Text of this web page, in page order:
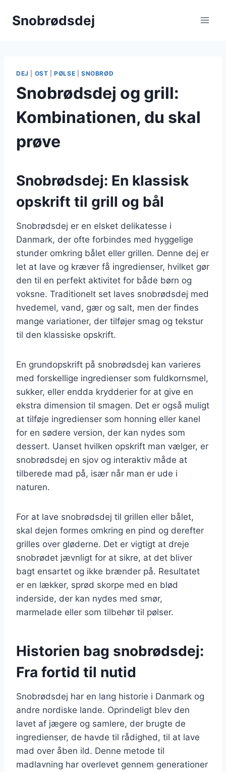
Snobrødsdej
DEJ OST |PØLSE SNOBRØD
Snobrødsdej og grill:
Kombinationen, du skal
prøve
Snobrødsdej: En klassisk
opskrift til grill og bål
Snobrødsdej er en elsket delikatesse i
Danmark, der ofte forbindes med hyggelige
stunder omkring bålet eller grillen. Denne dej er
let at lave og kræver få ingredienser, hvilket gør
den til en perfekt aktivitet for både børn og
voksne. Traditionelt set laves snobrødsdej med
hvedemel, vand, gær og salt, men der findes
mange variationer, der tilføjer smag og tekstur
til den klassiske opskrift.
En grundopskrift på snobrødsdej kan varieres
med forskellige ingredienser som fuldkornsmel,
sukker, eller endda krydderier for at give en
ekstra dimension til smagen. Det er også muligt
at tilføje ingredienser som honning eller kanel
for en sødere version, der kan nydes som
dessert. Uanset hvilken opskrift man vælger, er
snobrødsdej en sjov og interaktiv måde at
tilberede mad på, især når man er ude i
naturen.
For at lave snobrødsdej til grillen eller bålet,
skal dejen formes omkring en pind og derefter
grilles over gløderne. Det er vigtigt at dreje
snobrødet jævnligt for at sikre, at det bliver
bagt ensartet og ikke brænder på. Resultatet
er en lækker, sprød skorpe med en blød
inderside, der kan nydes med smør,
marmelade eller som tilbehør til pølser.
Historien bag snobrødsdej:
Fra fortid til nutid
Snobrødsdej har en lang historie i Danmark og
andre nordiske lande. Oprindeligt blev den
lavet af jægere og samlere, der brugte de
ingredienser, de havde til rådighed, til at lave
mad over åben ild. Denne metode til
madlavning har overlevet gennem generationer